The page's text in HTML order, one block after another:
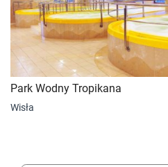
Park Wodny Tropikana
Wisła